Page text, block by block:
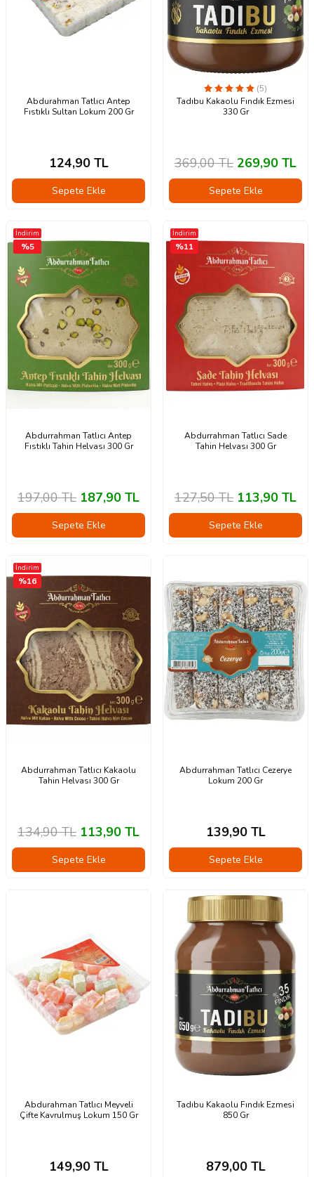
Abdurahman Tatlıcı Antep
Fıstıklı Sultan Lokum 200 Gr
124,90TL
Sepete Ekle
(5)
Tadıbu Kakaolu Fındık Ezmesi
330 Gr
369,00TL 269,90 TL
Sepete Ekle
İndirim
%5
Abdurrahman Tatlıcı Antep
Fıstıklı Tahin Helvası 300 Gr
197,00TL 187,90 TL
Sepete Ekle
İndirim
%11
Abdurrahman Tatlıcı Sade
Tahin Helvası 300 Gr
127,50TL 113,90 TL
Sepete Ekle
İndirim
%16
Abdurrahman Tatlıcı Kakaolu
Tahin Helvası 300 Gr
134,90TL 113,90 TL
Sepete Ekle
Abdurrahman Tatlıcı Cezerye
Lokum 200 Gr
139,90TL
Sepete Ekle
Abdurahman Tatlıcı Meyveli
Çifte Kavrulmuş Lokum 150 Gr
149,90TL
Tadıbu Kakaolu Fındık Ezmesi
850 Gr
879,00TL